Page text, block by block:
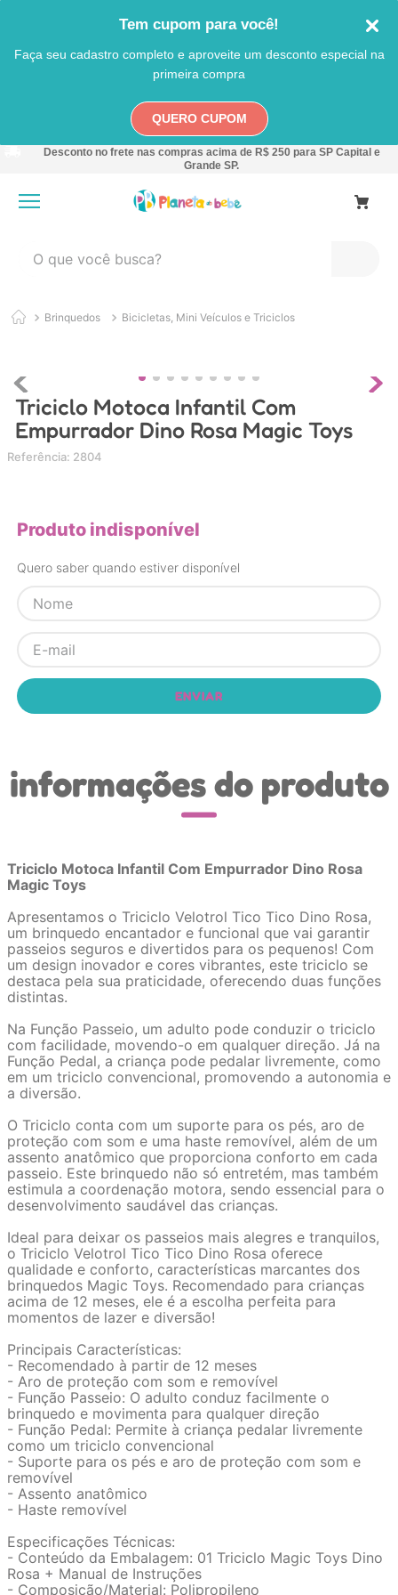
Tem cupom para você!
Faça seu cadastro completo e aproveite um desconto especial na
primeira compra
QUERO CUPOM
Desconto no frete nas compras acima de R$ 250 para SP Capital e
Grande SP.
Brinquedos Bicicletas, Mini Veículos e Triciclos
Triciclo Motoca Infantil Com
Empurrador Dino Rosa Magic Toys
Referência: 2804
Produto indisponível
Quero saber quando estiver disponível
ENVIAR
informações do produto
Triciclo Motoca Infantil Com Empurrador Dino Rosa
Magic Toys
Apresentamos o Triciclo Velotrol Tico Tico Dino Rosa,
um brinquedo encantador e funcional que vai garantir
passeios seguros e divertidos para os pequenos! Com
um design inovador e cores vibrantes, este triciclo se
destaca pela sua praticidade, oferecendo duas funções
distintas.
Na Função Passeio, um adulto pode conduzir o triciclo
com facilidade, movendo-o em qualquer direção. Já na
Função Pedal, a criança pode pedalar livremente, como
em um triciclo convencional, promovendo a autonomia e
a diversão.
O Triciclo conta com um suporte para os pés, aro de
proteção com som e uma haste removível, além de um
assento anatômico que proporciona conforto em cada
passeio. Este brinquedo não só entretém, mas também
estimula a coordenação motora, sendo essencial para o
desenvolvimento saudável das crianças.
Ideal para deixar os passeios mais alegres e tranquilos,
o Triciclo Velotrol Tico Tico Dino Rosa oferece
qualidade e conforto, características marcantes dos
brinquedos Magic Toys. Recomendado para crianças
acima de 12 meses, ele é a escolha perfeita para
momentos de lazer e diversão!
Principais Características:
- Recomendado à partir de 12 meses
- Aro de proteção com som e removível
- Função Passeio: O adulto conduz facilmente o
brinquedo e movimenta para qualquer direção
- Função Pedal: Permite à criança pedalar livremente
como um triciclo convencional
- Suporte para os pés e aro de proteção com som e
removível
- Assento anatômico
- Haste removível
Especificações Técnicas:
- Conteúdo da Embalagem: 01 Triciclo Magic Toys Dino
Rosa + Manual de Instruções
- Composição/Material: Polipropileno
1 º
carro
4º
nuk
8º
carrinho
9º
carrinho bebe
10º brinquedo